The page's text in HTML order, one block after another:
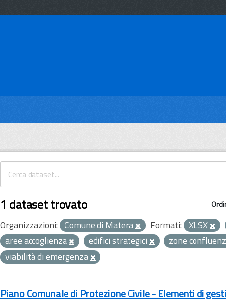
1 dataset trovato
Organizzazioni: Comune di Matera Formati: XLSX
aree accoglienza
edifici strategici
zone
viabilità di emergenza
Piano Comunale di Protezione Civile - Elementi di